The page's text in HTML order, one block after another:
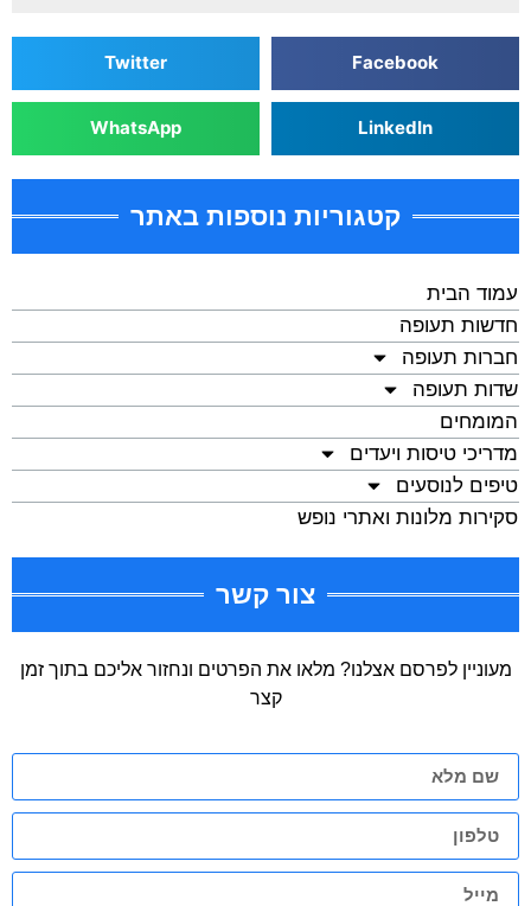
Facebook
Twitter
LinkedIn
WhatsApp
קטגוריות נוספות באתר
עמוד הבית
חדשות תעופה
חברות תעופה
שדות תעופה
המומחים
מדריכי טיסות ויעדים
טיפים לנוסעים
סקירות מלונות ואתרי נופש
צור קשר
מעוניין לפרסם אצלנו? מלאו את הפרטים ונחזור אליכם בתוך זמן
קצר